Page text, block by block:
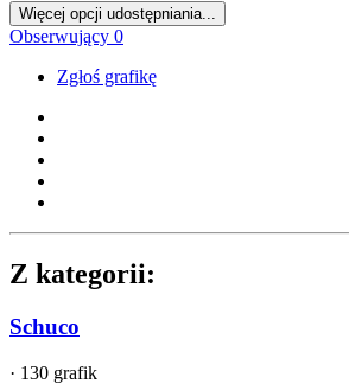
Więcej opcji udostępniania...
Obserwujący 0
Zgłoś grafikę
Z kategorii:
Schuco
· 130 grafik